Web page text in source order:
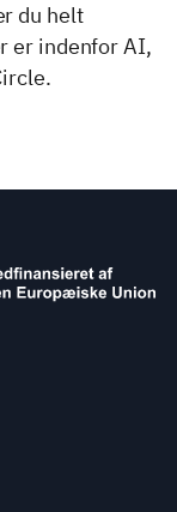
du helt
er indenfor AI,